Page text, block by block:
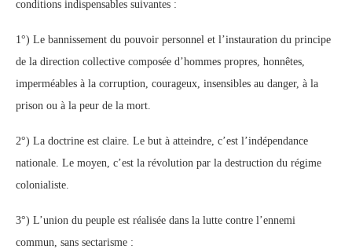
conditions indispensables suivantes :
1°) Le bannissement du pouvoir personnel et l’instauration du principe
de la direction collective composée d’hommes propres, honnêtes,
imperméables à la corruption, courageux, insensibles au danger, à la
prison ou à la peur de la mort.
2°) La doctrine est claire. Le but à atteindre, c’est l’indépendance
nationale. Le moyen, c’est la révolution par la destruction du régime
colonialiste.
3°) L’union du peuple est réalisée dans la lutte contre l’ennemi
commun, sans sectarisme :